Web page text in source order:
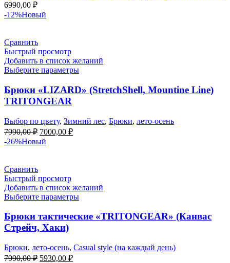
6990,00 ₽
-12%Новый
Сравнить
Быстрый просмотр
Добавить в список желаний
Выберите параметры
Брюки «LIZARD» (StretchShell, Mountine Line)
TRITONGEAR
Выбор по цвету, Зимний лес, Брюки, лето-осень
7990,00₽ Первоначальная
цена
составляла
7000,00 ₽Текущая
-26%Новый
Сравнить
Быстрый просмотр
Добавить в список желаний
Выберите параметры
Брюки тактические «TRITONGEAR» (Канвас
Стрейч, Хаки)
Брюки, лето-осень, Casual style (на каждый день)
7990,00₽ Первоначальная
5930,00 ₽Текущая